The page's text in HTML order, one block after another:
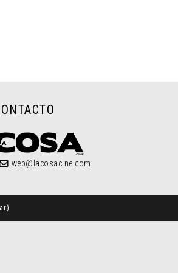
web@lacosacine.com
)